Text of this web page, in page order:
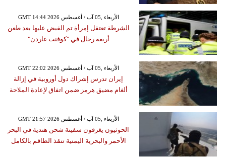
GMT 14:44 2026 الأربعاء ,05 آب / أغسطس
الشرطة تعتقل إمرأة تم القبض عليها بعد طعن
أربعة رجال في "كوفنت غاردن"
GMT 22:02 2026 الأربعاء ,05 آب / أغسطس
إيران تدرس إشراك دول أوروبية في إزالة
ألغام مضيق هرمز ضمن اتفاق لإعادة الملاحة
GMT 21:57 2026 الأربعاء ,05 آب / أغسطس
الحوثيون يغرقون سفينة شحن هندية في البحر
الأحمر والبحرية اليمنية تنقذ الطاقم بالكامل